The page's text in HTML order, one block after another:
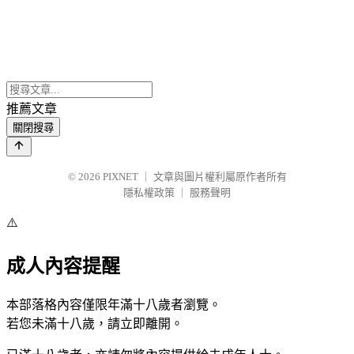
推薦文章
關閉搜尋
© 2026 PIXNET
文章與圖片權利屬原作者所有
隱私權政策
服務聲明
⚠️
成人內容提醒
本部落格內容僅限年滿十八歲者瀏覽。
若您未滿十八歲，請立即離開。